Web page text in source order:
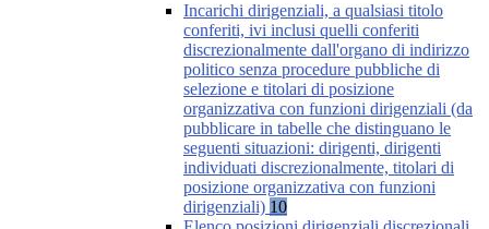
Incarichi dirigenziali, a qualsiasi titolo
conferiti, ivi inclusi quelli conferiti
discrezionalmente dall'organo di indirizzo
politico senza procedure pubbliche di
selezione e titolari di posizione
organizzativa con funzioni dirigenziali (da
pubblicare in tabelle che distinguano le
seguenti situazioni: dirigenti, dirigenti
individuati discrezionalmente, titolari di
posizione organizzativa con funzioni
dirigenziali) 10